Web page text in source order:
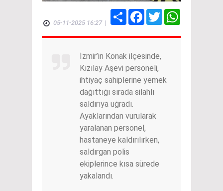
05-11-2025 16:27|
Share FacebookTwitter
İzmir’in Konak ilçesinde,
Kızılay Aşevi personeli,
ihtiyaç sahiplerine yemek
dağıttığı sırada silahlı
saldırıya uğradı.
Ayaklarından vurularak
yaralanan personel,
hastaneye kaldırılırken,
saldırgan polis
ekiplerince kısa sürede
yakalandı.